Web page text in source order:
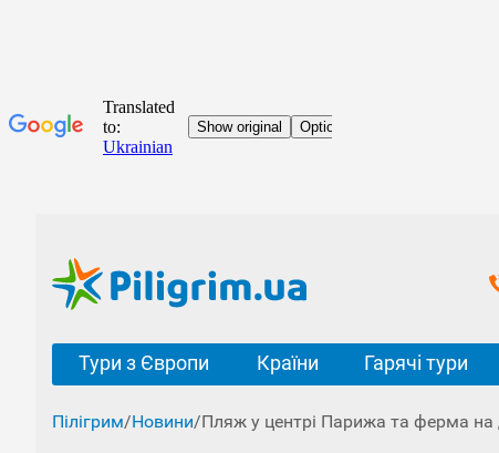
Тури з Європи Країни Гарячі тури
Пілігрим/Новини/Пляж у центрі Парижа та ферма на